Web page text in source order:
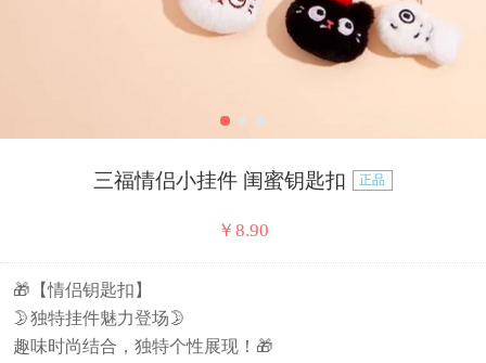
三福情侣小挂件 闺蜜钥匙扣 正品
￥ 8.90
🎁【情侣钥匙扣】
🌛独特挂件魅力登场🌛
趣味时尚结合，独特个性展现！🎁